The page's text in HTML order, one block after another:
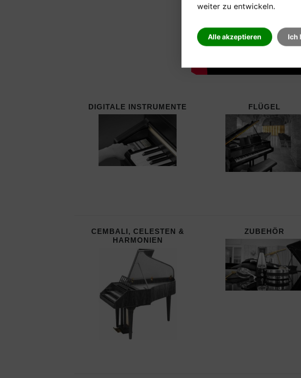
weiter zu entwickeln.
Alle akzeptieren Ich
DIGITALE INSTRUMENTE FLÜGEL
CEMBALI, CELESTEN &
HARMONIEN
ZUBEHÖR